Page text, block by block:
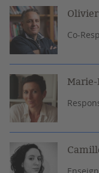
Olivier
Co-